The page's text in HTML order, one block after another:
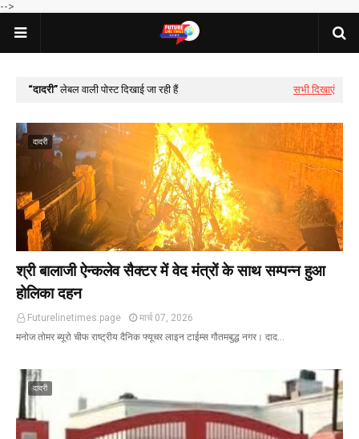
-->
दादरी लेबल वाली पोस्ट दिखाई जा रही हैं सभी दिखाएं
दादरी
श्री बालाजी ऐन्कलेव सैक्टर में वेद मंत्रों के साथ सम्पन्न हुआ
होलिका दहन
Futurelinetimes.page
मार्च 07, 2026
मनोज तोमर ब्यूरो चीफ राष्ट्रीय दैनिक फ्यूचर लाइन टाईम्स गौतमबुद्ध नगर। दाद…
दादरी